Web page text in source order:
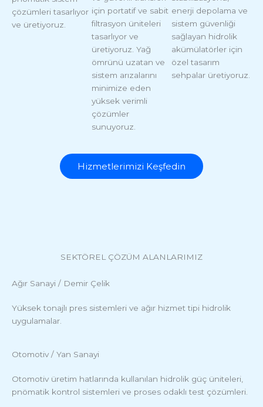
çözümleri tasarlıyor
ve üretiyoruz.
için portatif ve sabit
filtrasyon üniteleri
tasarlıyor ve
üretiyoruz. Yağ
ömrünü uzatan ve
sistem arızalarını
minimize eden
yüksek verimli
çözümler
sunuyoruz.
enerji depolama ve
sistem güvenliği
sağlayan hidrolik
akümülatörler için
özel tasarım
sehpalar üretiyoruz.
Hizmetlerimizi Keşfedin
SEKTÖREL ÇÖZÜM ALANLARIMIZ
Ağır Sanayi / Demir Çelik
Yüksek tonajlı pres sistemleri ve ağır hizmet tipi hidrolik
uygulamalar.
Otomotiv / Yan Sanayi
Otomotiv üretim hatlarında kullanılan hidrolik güç üniteleri,
pnömatik kontrol sistemleri ve proses odaklı test çözümleri.